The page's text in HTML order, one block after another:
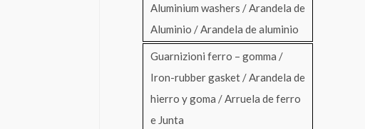
Aluminium washers / Arandela de
Aluminio / Arandela de aluminio
Guarnizioni ferro – gomma /
Iron-rubber gasket / Arandela de
hierro y goma / Arruela de ferro
e Junta